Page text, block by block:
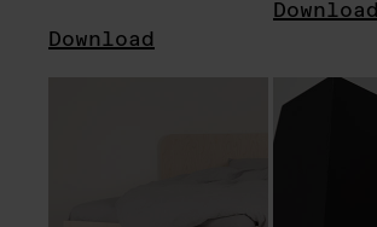
Download
Download